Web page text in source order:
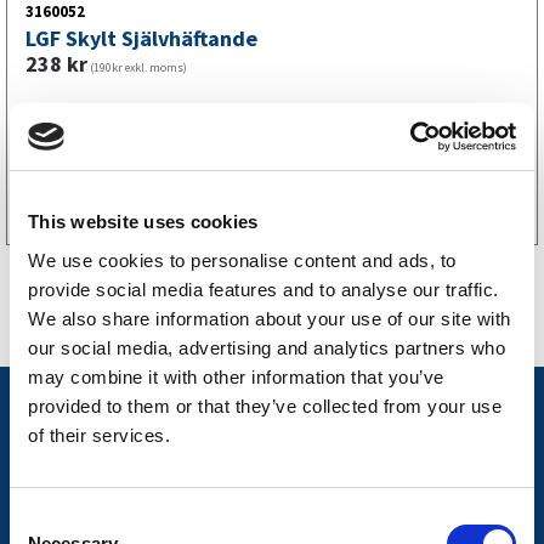
This website uses cookies
We use cookies to personalise content and ads, to
provide social media features and to analyse our traffic.
We also share information about your use of our site with
our social media, advertising and analytics partners who
may combine it with other information that you’ve
provided to them or that they’ve collected from your use
of their services.
3160052
LGF Skylt Självhäftande
238 kr (190kr exkl. moms)
Köp online
Nyheter